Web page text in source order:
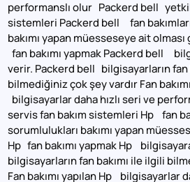
performanslı olur Packerd bell
sistemleri Packerd bell fan
bakımı yapan müesseseye ait
fan bakımı yapmak Packerd bell
verir. Packerd bell bilgisayarların fan
bilmediğiniz çok şey vardır Fan
bilgisayarlar daha hızlı seri ve
servis fan bakım sistemleri Hp fan
sorumlulukları bakımı yapan
Hp fan bakımı yapmak Hp
bilgisayarların fan bakımı ile ilgili
Fan bakımı yapılan Hp bilgisayarlar